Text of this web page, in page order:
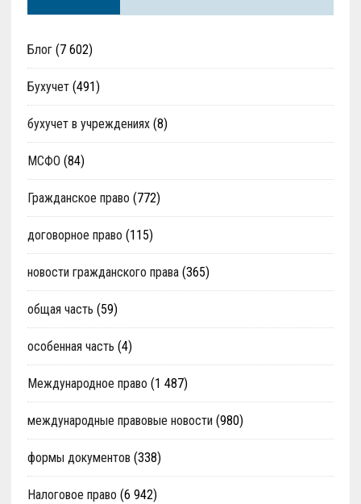
Блог(7 602)
Бухучет(491)
бухучет в учреждениях(8)
МСФО (84)
Гражданское право (772)
договорное право (115)
новости гражданского права(365)
общая часть (59)
особенная часть (4)
Международное право (1 487)
международные правовые новости (980)
формы документов (338)
Налоговое право (6 942)